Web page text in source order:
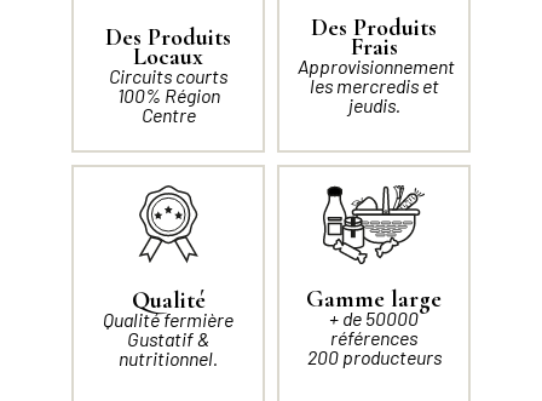
Des Produits
Locaux
Circuits courts
100% Région
Centre
Des Produits
Frais
Approvisionnement
les mercredis et
jeudis.
Qualité
Qualité fermière
Gustatif &
nutritionnel.
Gamme large
+ de 50000
références
200 producteurs